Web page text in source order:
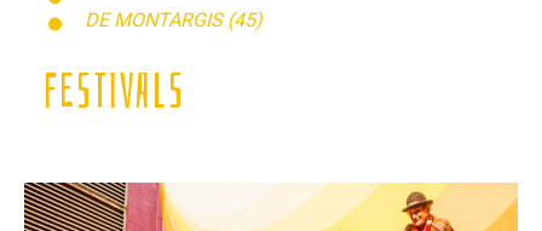
DE MONTARGIS (45)
FESTIVALS